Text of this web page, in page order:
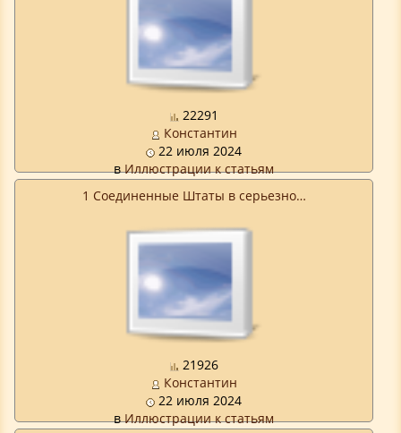
22291
Константин
22 июля 2024
вИллюстрации к статьям
1 Соединенные Штаты в серьезно…
21926
Константин
22 июля 2024
вИллюстрации к статьям